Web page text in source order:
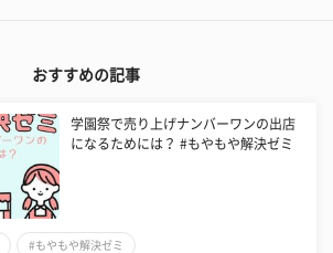
おすすめの記事
学園祭で売り上げナンバーワンの出店
になるためには？ #もやもや解決ゼミ
#もやもや解決ゼミ